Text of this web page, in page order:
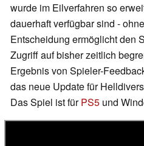
wurde im Eilverfahren so
dauerhaft verfügbar sind -
Entscheidung ermöglicht den
Zugriff auf bisher zeitlich
Ergebnis von Spieler-
das neue Update für
Das Spiel ist fürPS5 und